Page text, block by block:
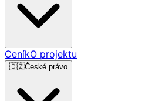
CeníkO projektu
🇨🇿České právo